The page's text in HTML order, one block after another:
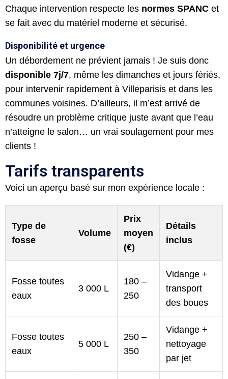
Chaque intervention respecte les normes SPANC et
se fait avec du matériel moderne et sécurisé.
Disponibilité et urgence
Un débordement ne prévient jamais ! Je suis donc
disponible 7j/7, même les dimanches et jours fériés,
pour intervenir rapidement à Villeparisis et dans les
communes voisines. D’ailleurs, il m’est arrivé de
résoudre un problème critique juste avant que l’eau
n’atteigne le salon… un vrai soulagement pour mes
clients !
Tarifs transparents
Voici un aperçu basé sur mon expérience locale :
Type de
fosse
Volume
Prix
moyen
(€)
Détails
inclus
Fosse toutes
eaux
3 000 L
180 –
250
Vidange +
transport
des boues
Fosse toutes
eaux
5 000 L
250 –
350
Vidange +
nettoyage
par jet